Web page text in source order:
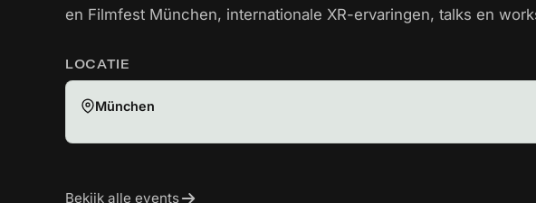
en Filmfest München, internationale XR-ervaringen, talks en
LOCATIE
München
Bekijk alle events